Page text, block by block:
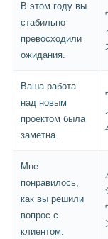
В этом году вы
стабильно
превосходили
ожидания.
Ваша работа
над новым
проектом была
заметна.
Мне
понравилось,
как вы решили
вопрос с
клиентом.